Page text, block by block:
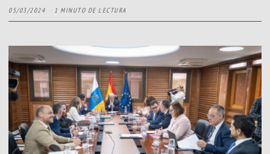
05/03/2024 1 MINUTO DE LECTURA